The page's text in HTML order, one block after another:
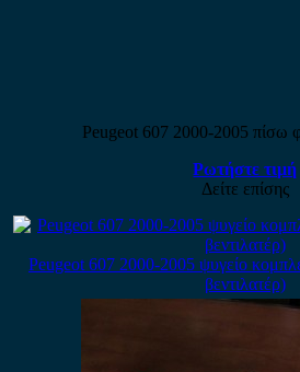
Peugeot 607 2000-2005 πίσω
Ρωτήστε τιμή
Δείτε επίσης
Peugeot 607 2000-2005 ψυγείο
βεντιλατέρ)